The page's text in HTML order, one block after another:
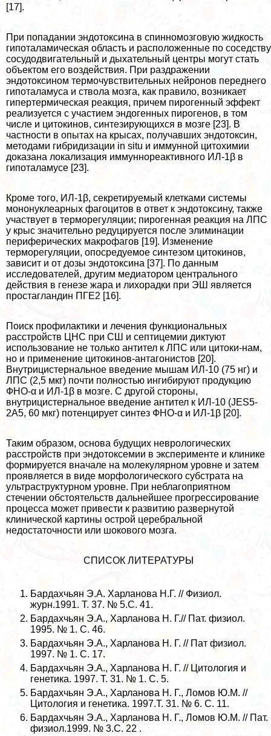
[17].
При попадании эндотоксина в спинномозговую жидкость
гипоталамическая область и расположенные по соседству
сосудодвигательный и дыхательный центры могут стать
объектом его воздействия. При раздражении
эндотоксином термочувствительных нейронов переднего
гипоталамуса и ствола мозга, как правило, возникает
гипертермическая реакция, причем пирогенный эффект
реализуется с участием эндогенных пирогенов, в том
числе и цитокинов, синтезирующихся в мозге [23]. В
частности в опытах на крысах, получавших эндотоксин,
методами гибридизации in situ и иммунной цитохимии
доказана локализация иммуннореактивного ИЛ-1β в
гипоталамусе [23].
Кроме того, ИЛ-1β, секретируемый клетками системы
мононуклеарных фагоцитов в ответ к эндотоксину, также
участвует в терморегуляции; пирогенная реакция на ЛПС
у крыс значительно редуцируется после элиминации
периферических макрофагов [19]. Изменение
терморегуляции, опосредуемое синтезом цитокинов,
зависит и от дозы эндотоксина [37]. По данным
исследователей, другим медиатором центрального
действия в генезе жара и лихорадки при ЭШ является
простагландин ПГЕ2 [16].
Поиск профилактики и лечения функциональных
расстройств ЦНС при СШ и септицемии диктуют
использование не только антител к ЛПС или цитоки-нам,
но и применение цитокинов-антагонистов [20].
Внутрицистернальное введение мышам ИЛ-10 (75 нг) и
ЛПС (2,5 мкг) почти полностью ингибируют продукцию
ФНО-α и ИЛ-1β в мозге. С другой стороны,
внутрицистернальное введение антител к ИЛ-10 (JES5-
2A5, 60 мкг) потенцирует синтез ФНО-α и ИЛ-1β [20].
Таким образом, основа будущих неврологических
расстройств при эндотоксемии в эксперименте и клинике
формируется вначале на молекулярном уровне и затем
проявляется в виде морфологического субстрата на
ультраструктурном уровне. При нeблагоприятном
стечении обстоятельств дальнейшее прогрессирование
процесса может привести к развитию развернутой
клинической картины острой церебральной
недостаточности или шокового мозга.
СПИСОК ЛИТЕРАТУРЫ
Бардахчьян Э.А. Харланова Н.Г. // Физиол.
журн.1991. T. 37. № 5.C. 41.
Бардахчьян Э.А., Харланова Н. Г.// Пат. физиол.
1995. № 1. C. 46.
Бардахчьян Э.А., Харланова Н. Г. // Пат физиол.
1997. № 1. C. 17.
Бардахчьян Э.А., Харланова Н. Г. // Цитология и
генетика. 1997. T. 31. № 1. C. 5.
Бардахчьян Э.А., Харланова Н. Г., Ломов Ю.М. //
Цитология и генетика. 1997.T. 31. № 6. C. 11.
Бардахчьян Э.А., Харланова Н. Г., Ломов Ю.М. // Пат.
физиол.1999. № 3.С. 22 .